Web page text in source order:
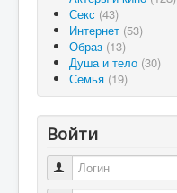
Секс (43)
Интернет (53)
Образ (13)
Душа и тело (30)
Семья (19)
Войти
Логин